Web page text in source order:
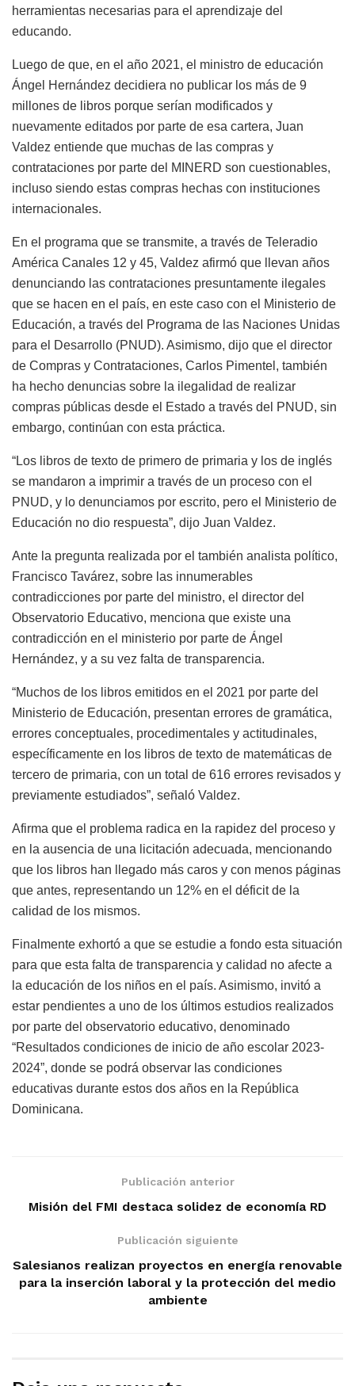
herramientas necesarias para el aprendizaje del
educando.
Luego de que, en el año 2021, el ministro de educación
Ángel Hernández decidiera no publicar los más de 9
millones de libros porque serían modificados y
nuevamente editados por parte de esa cartera, Juan
Valdez entiende que muchas de las compras y
contrataciones por parte del MINERD son cuestionables,
incluso siendo estas compras hechas con instituciones
internacionales.
En el programa que se transmite, a través de Teleradio
América Canales 12 y 45, Valdez afirmó que llevan años
denunciando las contrataciones presuntamente ilegales
que se hacen en el país, en este caso con el Ministerio de
Educación, a través del Programa de las Naciones Unidas
para el Desarrollo (PNUD). Asimismo, dijo que el director
de Compras y Contrataciones, Carlos Pimentel, también
ha hecho denuncias sobre la ilegalidad de realizar
compras públicas desde el Estado a través del PNUD, sin
embargo, continúan con esta práctica.
“Los libros de texto de primero de primaria y los de inglés
se mandaron a imprimir a través de un proceso con el
PNUD, y lo denunciamos por escrito, pero el Ministerio de
Educación no dio respuesta”, dijo Juan Valdez.
Ante la pregunta realizada por el también analista político,
Francisco Tavárez, sobre las innumerables
contradicciones por parte del ministro, el director del
Observatorio Educativo, menciona que existe una
contradicción en el ministerio por parte de Ángel
Hernández, y a su vez falta de transparencia.
“Muchos de los libros emitidos en el 2021 por parte del
Ministerio de Educación, presentan errores de gramática,
errores conceptuales, procedimentales y actitudinales,
específicamente en los libros de texto de matemáticas de
tercero de primaria, con un total de 616 errores revisados y
previamente estudiados”, señaló Valdez.
Afirma que el problema radica en la rapidez del proceso y
en la ausencia de una licitación adecuada, mencionando
que los libros han llegado más caros y con menos páginas
que antes, representando un 12% en el déficit de la
calidad de los mismos.
Finalmente exhortó a que se estudie a fondo esta situación
para que esta falta de transparencia y calidad no afecte a
la educación de los niños en el país. Asimismo, invitó a
estar pendientes a uno de los últimos estudios realizados
por parte del observatorio educativo, denominado
“Resultados condiciones de inicio de año escolar 2023-
2024”, donde se podrá observar las condiciones
educativas durante estos dos años en la República
Dominicana.
Publicación anterior
Misión del FMI destaca solidez de economía RD
Publicación siguiente
Salesianos realizan proyectos en energía renovable
para la inserción laboral y la protección del medio
ambiente